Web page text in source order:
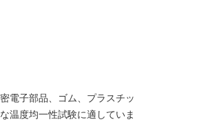
電子部品、ゴム、プラスチッ
温度均一性試験に適していま